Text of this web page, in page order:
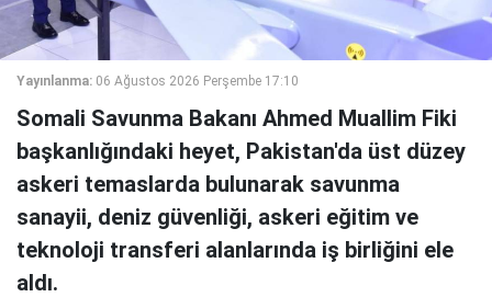
Yayınlanma: 06 Ağustos 2026 Perşembe 17:10
Somali Savunma Bakanı Ahmed Muallim Fiki
başkanlığındaki heyet, Pakistan'da üst düzey
askeri temaslarda bulunarak savunma
sanayii, deniz güvenliği, askeri eğitim ve
teknoloji transferi alanlarında iş birliğini ele
aldı.